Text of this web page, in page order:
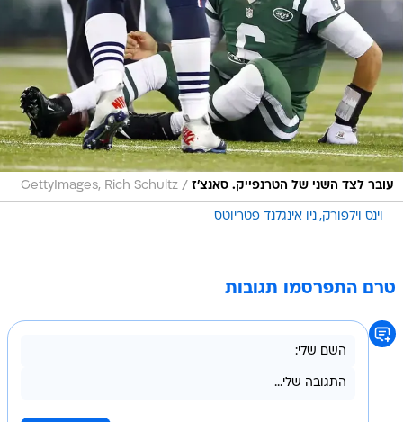
עובר לצד השני של הטרנפייק. סאנצ'ז /
GettyImages, Rich Schultz
וינס וילפורק ניו אינגלנד פטריוטס
טרם התפרסמו תגובות